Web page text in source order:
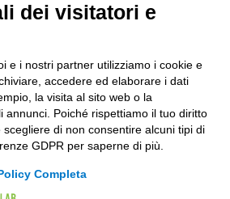
dei visitatori e
e i nostri partner utilizziamo i cookie e
accedere ed elaborare i dati
la visita al sito web o la
annunci. Poiché rispettiamo il tuo diritto
scegliere di non consentire alcuni tipi di
GDPR per saperne di più.
Completa